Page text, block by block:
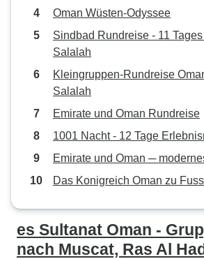
Oman Wüsten-Odyssee
Sindbad Rundreise - 11
Salalah
Kleingruppen-Rundreise
Salalah
Emirate und Oman Rundreise
1001 Nacht - 12 Tage
Emirate und Oman ─
Das Konigreich Oman zu
es Sultanat Oman -
nach Muscat, Ras Al